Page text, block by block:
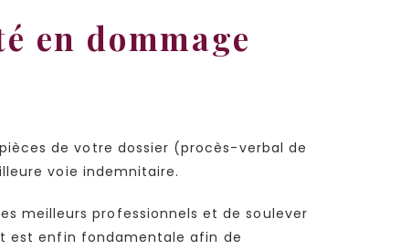
en dommage
de votre dossier (procès-verbal de
voie indemnitaire.
meilleurs professionnels et de soulever
est enfin fondamentale afin de